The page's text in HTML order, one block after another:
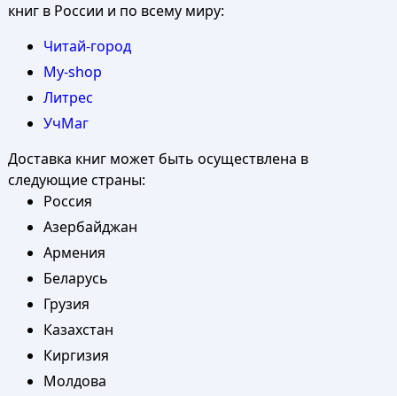
книг в России и по всему миру:
Читай-город
My-shop
Литрес
УчМаг
Доставка книг может быть осуществлена в
следующие страны:
Россия
Азербайджан
Армения
Беларусь
Грузия
Казахстан
Киргизия
Молдова